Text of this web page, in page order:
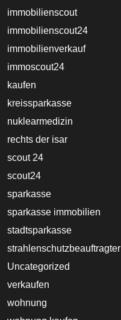
immobilienscout
immobilienscout24
immobilienverkauf
immoscout24
kaufen
kreissparkasse
nuklearmedizin
rechts der isar
scout 24
scout24
sparkasse
sparkasse immobilien
stadtsparkasse
strahlenschutzbeauftragter
Uncategorized
verkaufen
wohnung